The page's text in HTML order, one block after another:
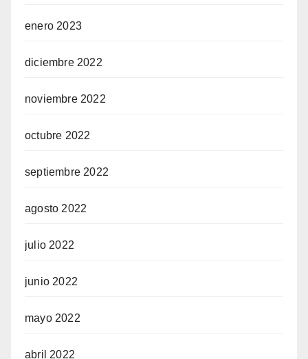
enero 2023
diciembre 2022
noviembre 2022
octubre 2022
septiembre 2022
agosto 2022
julio 2022
junio 2022
mayo 2022
abril 2022